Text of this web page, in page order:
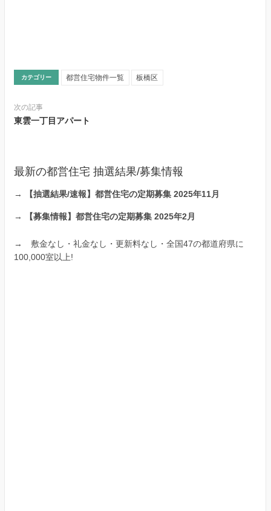
カテゴリー 都営住宅物件一覧 板橋区
次の記事
東雲一丁目アパート
最新の都営住宅 抽選結果/募集情報
→ 【抽選結果/速報】都営住宅の定期募集 2025年11月
→ 【募集情報】都営住宅の定期募集 2025年2月
→ 敷金なし・礼金なし・更新料なし・全国47の都道府県に
100,000室以上!